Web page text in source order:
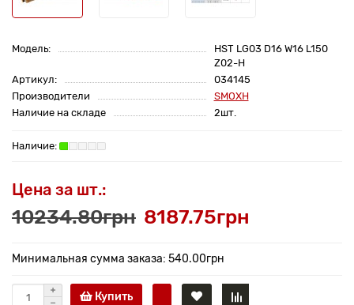
Модель:
HST LG03 D16 W16 L150
Z02-H
Артикул:
034145
Производители
SMOXH
Наличие на складе
2шт.
Цена за шт.:
10234.80грн 8187.75грн
Минимальная сумма заказа: 540.00грн
Купить